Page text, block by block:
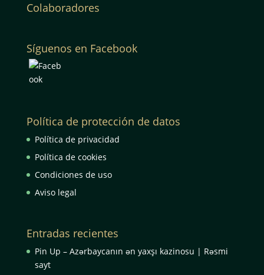
Colaboradores
Síguenos en Facebook
Política de protección de datos
Política de privacidad
Política de cookies
Condiciones de uso
Aviso legal
Entradas recientes
Pin Up – Azərbaycanın ən yaxşı kazinosu | Rəsmi
sayt